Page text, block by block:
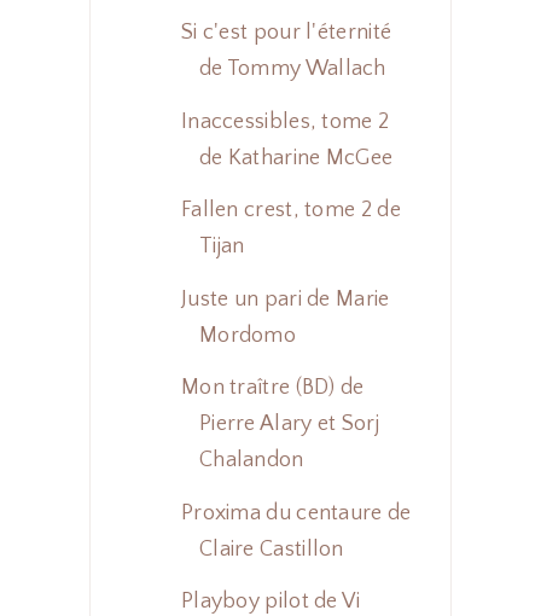
Si c'est pour l'éternité
de Tommy Wallach
Inaccessibles, tome 2
de Katharine McGee
Fallen crest, tome 2 de
Tijan
Juste un pari de Marie
Mordomo
Mon traître (BD) de
Pierre Alary et Sorj
Chalandon
Proxima du centaure de
Claire Castillon
Playboy pilot de Vi